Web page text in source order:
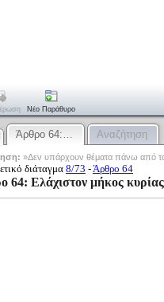
Νέο Παράθυρο
Άρθρο 64:… Αναζήτηση